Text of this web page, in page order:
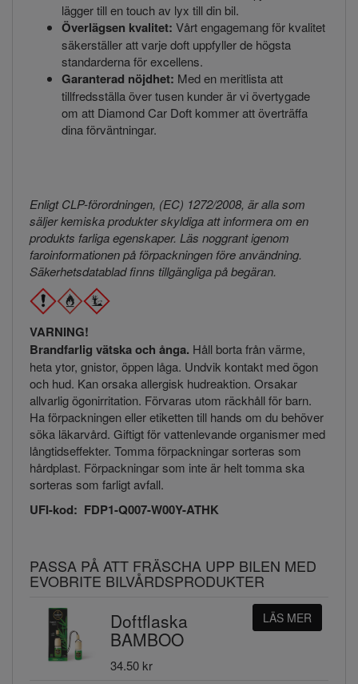
lägger till en touch av lyx till din bil.
Överlägsen kvalitet: Vårt engagemang för kvalitet
säkerställer att varje doft uppfyller de högsta
standarderna för excellens.
Garanterad nöjdhet: Med en meritlista att
tillfredsställa över tusen kunder är vi övertygade
om att Diamond Car Doft kommer att överträffa
dina förväntningar.
Enligt CLP-förordningen, (EC) 1272/2008, är alla som
säljer kemiska produkter skyldiga att informera om en
produkts farliga egenskaper. Läs noggrant igenom
faroinformationen på förpackningen före användning.
Säkerhetsdatablad finns tillgängliga på begäran.
VARNING!
Brandfarlig vätska och ånga. Håll borta från värme,
heta ytor, gnistor, öppen låga. Undvik kontakt med ögon
och hud. Kan orsaka allergisk hudreaktion. Orsakar
allvarlig ögonirritation. Förvaras utom räckhåll för barn.
Ha förpackningen eller etiketten till hands om du behöver
söka läkarvård. Giftigt för vattenlevande organismer med
långtidseffekter. Tomma förpackningar sorteras som
hårdplast. Förpackningar som inte är helt tomma ska
sorteras som farligt avfall.
UFI-kod: FDP1-Q007-W00Y-ATHK
PASSA PÅ ATT FRÄSCHA UPP BILEN MED
EVOBRITE BILVÅRDSPRODUKTER
Doftflaska
BAMBOO
34.50 kr
LÄS MER